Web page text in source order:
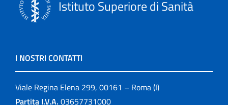
Istituto Superiore di Sanità
I NOSTRI CONTATTI
Viale Regina Elena 299, 00161 – Roma (I)
Partita I.V.A. 03657731000